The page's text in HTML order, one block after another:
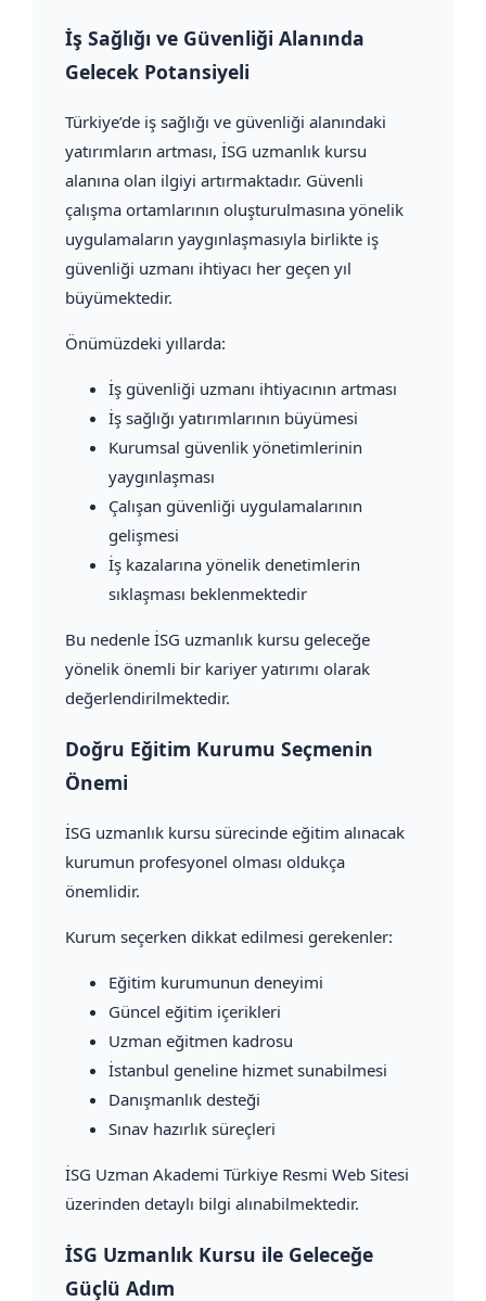
İş Sağlığı ve Güvenliği Alanında
Gelecek Potansiyeli
Türkiye’de iş sağlığı ve güvenliği alanındaki
yatırımların artması, İSG uzmanlık kursu
alanına olan ilgiyi artırmaktadır. Güvenli
çalışma ortamlarının oluşturulmasına yönelik
uygulamaların yaygınlaşmasıyla birlikte iş
güvenliği uzmanı ihtiyacı her geçen yıl
büyümektedir.
Önümüzdeki yıllarda:
İş güvenliği uzmanı ihtiyacının artması
İş sağlığı yatırımlarının büyümesi
Kurumsal güvenlik yönetimlerinin
yaygınlaşması
Çalışan güvenliği uygulamalarının
gelişmesi
İş kazalarına yönelik denetimlerin
sıklaşması beklenmektedir
Bu nedenle İSG uzmanlık kursu geleceğe
yönelik önemli bir kariyer yatırımı olarak
değerlendirilmektedir.
Doğru Eğitim Kurumu Seçmenin
Önemi
İSG uzmanlık kursu sürecinde eğitim alınacak
kurumun profesyonel olması oldukça
önemlidir.
Kurum seçerken dikkat edilmesi gerekenler:
Eğitim kurumunun deneyimi
Güncel eğitim içerikleri
Uzman eğitmen kadrosu
İstanbul geneline hizmet sunabilmesi
Danışmanlık desteği
Sınav hazırlık süreçleri
İSG Uzman Akademi Türkiye Resmi Web Sitesi
üzerinden detaylı bilgi alınabilmektedir.
İSG Uzmanlık Kursu ile Geleceğe
Güçlü Adım